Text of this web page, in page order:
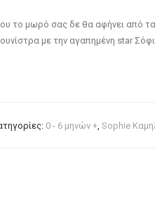
το μωρό σας δε θα αφήνει από
με την αγαπημένη star
0 - 6 μηνών +, Sophie